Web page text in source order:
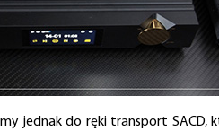
jednak do ręki transport SACD,